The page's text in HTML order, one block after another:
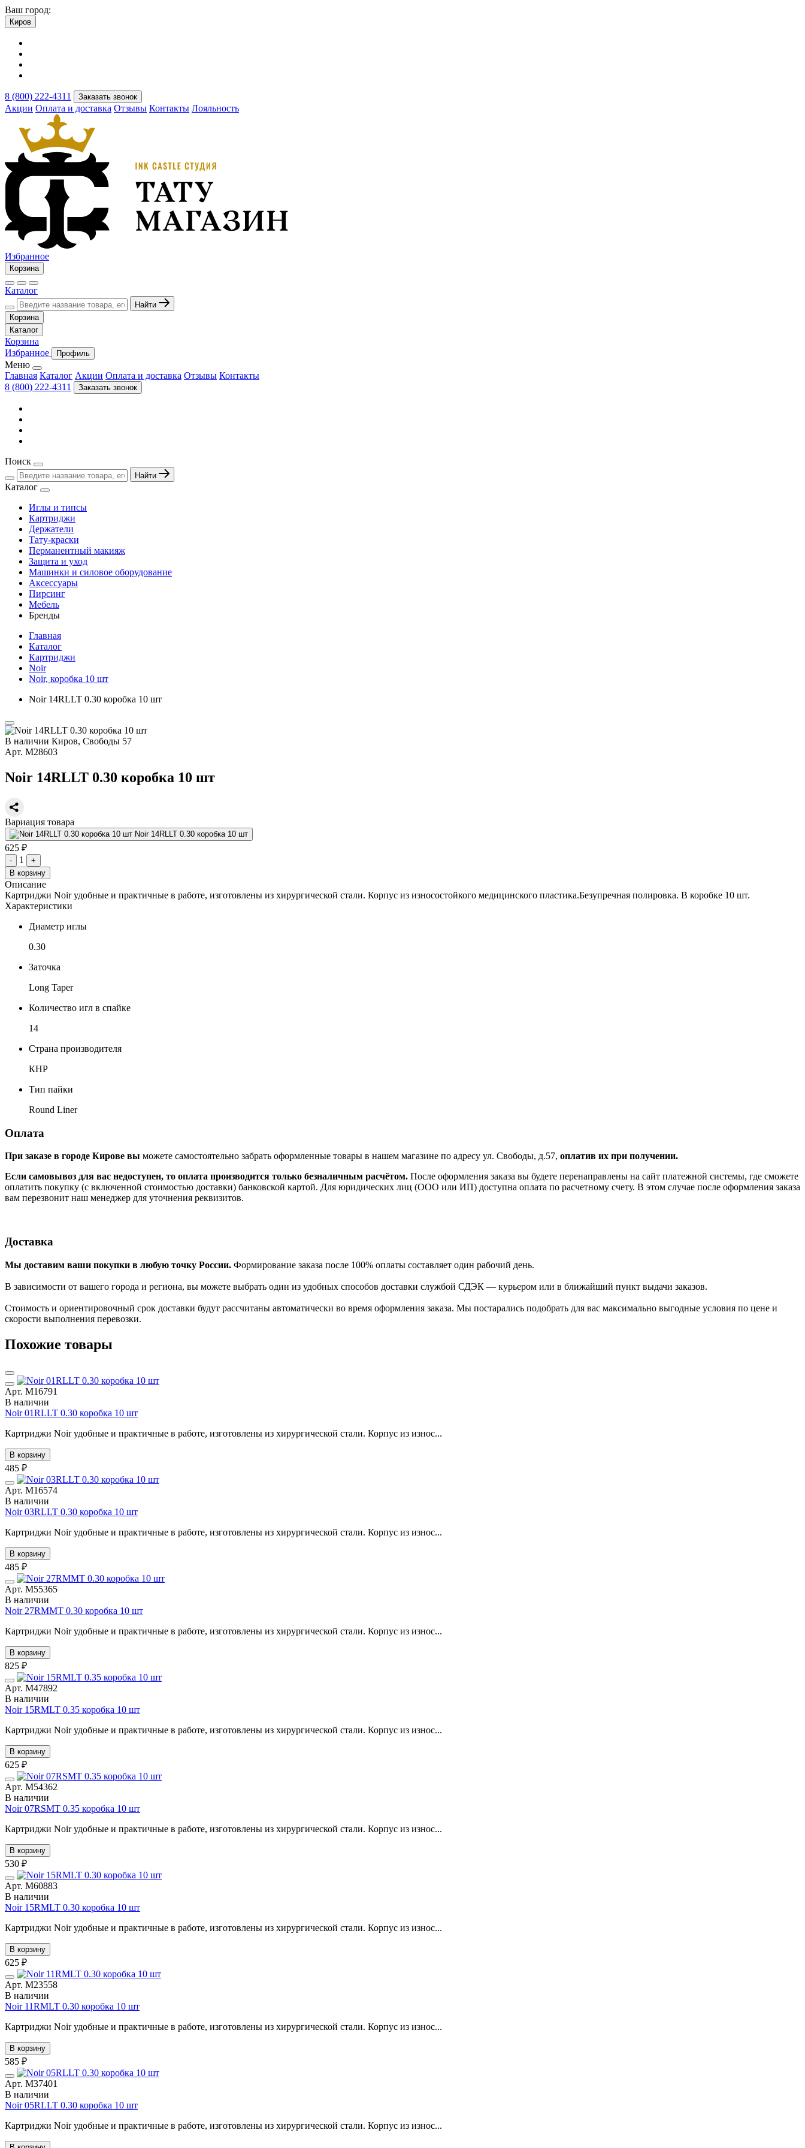
Ваш город:
Киров
8 (800) 222-4311 Заказать звонок
Акции Оплата и доставка Отзывы Контакты Лояльность
Избранное
Корзина
Каталог
Найти
Корзина
Каталог
Корзина
Избранное
Профиль
Меню
Главная Каталог Акции Оплата и доставка Отзывы Контакты
8 (800) 222-4311
Заказать звонок
Поиск
Найти
Каталог
Иглы и типсы
Картриджи
Держатели
Тату-краски
Перманентный макияж
Защита и уход
Машинки и силовое оборудование
Аксессуары
Пирсинг
Мебель
Бренды
Главная
Каталог
Картриджи
Noir
Noir, коробка 10 шт
Noir 14RLLT 0.30 коробка 10 шт
В наличии Киров, Свободы 57
Арт. М28603
Noir 14RLLT 0.30 коробка 10 шт
Вариация товара
Noir 14RLLT 0.30 коробка 10 шт
625 ₽
- 1
+
В корзину
Описание
Картриджи Noir удобные и практичные в работе, изготовлены из хирургической стали. Корпус из износостойкого медицинского пластика.Безупречная полировка. В коробке 10 шт.
Характеристики
Диаметр иглы
0.30
Заточка
Long Taper
Количество игл в спайке
14
Страна производителя
КНР
Тип пайки
Round Liner
Оплата
При заказе в городе Кирове вы можете самостоятельно забрать оформленные товары в нашем магазине по адресу ул. Свободы, д.57, оплатив их при получении.
Если самовывоз для вас недоступен, то оплата производится только безналичным расчётом. После оформления заказа вы будете перенаправлены на сайт платежной системы, где сможете
оплатить покупку (с включенной стоимостью доставки) банковской картой. Для юридических лиц (ООО или ИП) доступна оплата по расчетному счету. В этом случае после оформления заказа
вам перезвонит наш менеджер для уточнения реквизитов.
Доставка
Мы доставим ваши покупки в любую точку России. Формирование заказа после 100% оплаты составляет один рабочий день.
В зависимости от вашего города и региона, вы можете выбрать один из удобных способов доставки службой СДЭК — курьером или в ближайший пункт выдачи заказов.
Стоимость и ориентировочный срок доставки будут рассчитаны автоматически во время оформления заказа. Мы постарались подобрать для вас максимально выгодные условия по цене и
скорости выполнения перевозки.
Похожие товары
Арт. М16791
В наличии
Noir 01RLLT 0.30 коробка 10 шт
Картриджи Noir удобные и практичные в работе, изготовлены из хирургической стали. Корпус из износ...
В корзину
485 ₽
Арт. М16574
В наличии
Noir 03RLLT 0.30 коробка 10 шт
Картриджи Noir удобные и практичные в работе, изготовлены из хирургической стали. Корпус из износ...
В корзину
485 ₽
Арт. М55365
В наличии
Noir 27RMMT 0.30 коробка 10 шт
Картриджи Noir удобные и практичные в работе, изготовлены из хирургической стали. Корпус из износ...
В корзину
825 ₽
Арт. М47892
В наличии
Noir 15RMLT 0.35 коробка 10 шт
Картриджи Noir удобные и практичные в работе, изготовлены из хирургической стали. Корпус из износ...
В корзину
625 ₽
Арт. М54362
В наличии
Noir 07RSMT 0.35 коробка 10 шт
Картриджи Noir удобные и практичные в работе, изготовлены из хирургической стали. Корпус из износ...
В корзину
530 ₽
Арт. М60883
В наличии
Noir 15RMLT 0.30 коробка 10 шт
Картриджи Noir удобные и практичные в работе, изготовлены из хирургической стали. Корпус из износ...
В корзину
625 ₽
Арт. М23558
В наличии
Noir 11RMLT 0.30 коробка 10 шт
Картриджи Noir удобные и практичные в работе, изготовлены из хирургической стали. Корпус из износ...
В корзину
585 ₽
Арт. М37401
В наличии
Noir 05RLLT 0.30 коробка 10 шт
Картриджи Noir удобные и практичные в работе, изготовлены из хирургической стали. Корпус из износ...